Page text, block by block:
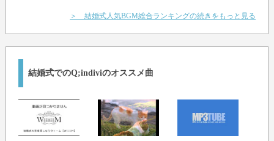
im in love because you are you
（ずっと同じように愛してほしい）
after 20 years and ever after
（20年後もその先も）
＞ 結婚式人気BGM総合ランキングの続きをもっと見る
結婚式でのQ;indiviのオススメ曲